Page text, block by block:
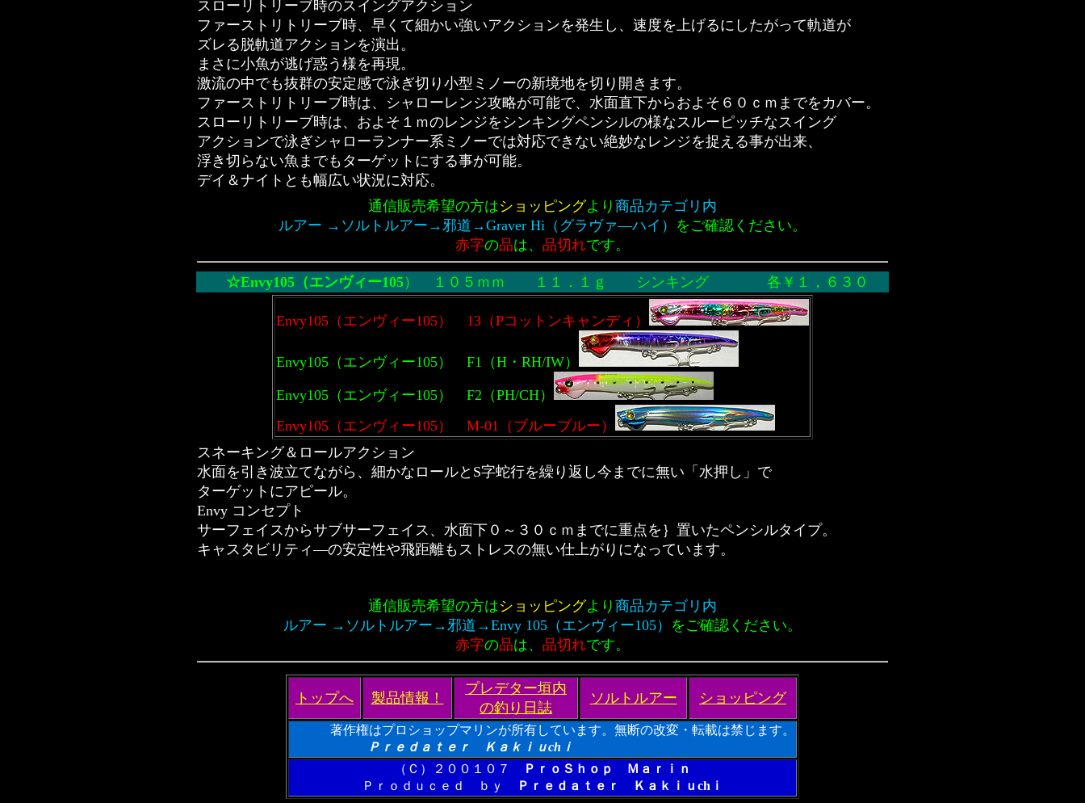
スローリトリーブ時のスイングアクション
ファーストリトリーブ時、早くて細かい強いアクションを発生し、速度を上げるにしたがって軌道が
ズレる脱軌道アクションを演出。
まさに小魚が逃げ惑う様を再現。
激流の中でも抜群の安定感で泳ぎ切り小型ミノーの新境地を切り開きます。
ファーストリトリーブ時は、シャローレンジ攻略が可能で、水面直下からおよそ６０ｃｍまでをカバー。
スローリトリーブ時は、およそ１ｍのレンジをシンキングペンシルの様なスルーピッチなスイング
アクションで泳ぎシャローランナー系ミノーでは対応できない絶妙なレンジを捉える事が出来、
浮き切らない魚までもターゲットにする事が可能。
デイ＆ナイトとも幅広い状況に対応。
通信販売希望の方はショッピングより 商品カテゴリ内
ルアー →ソルトルアー→邪道→Graver Hi（グラヴァ―ハイ） をご確認ください。
赤字の品は、 品切れです。
☆Envy105（エンヴィー105） １０５ｍｍ １１．１ｇ シンキング 各￥１，６３０
Envy105（エンヴィー105） 13（Pコットンキャンディ）
Envy105（エンヴィー105） F1（H・RH/IW）
Envy105（エンヴィー105） F2（PH/CH）
Envy105（エンヴィー105） M-01（ブルーブルー）
スネーキング＆ロールアクション
水面を引き波立てながら、細かなロールとS字蛇行を繰り返し今までに無い「水押し」で
ターゲットにアピール。
Envy コンセプト
サーフェイスからサブサーフェイス、水面下０～３０ｃｍまでに重点を｝置いたペンシルタイプ。
キャスタビリティ―の安定性や飛距離もストレスの無い仕上がりになっています。
通信販売希望の方はショッピングより 商品カテゴリ内
ルアー →ソルトルアー→邪道→Envy 105（エンヴィー105） をご確認ください。
赤字の品は、 品切れです。
トップへ 製品情報！
プレデター垣内
の釣り日誌
ソルトルアー ショッピング
著作権はプロショップマリンが所有しています。無断の改変・転載は禁じます。
Ｐｒｅｄａｔｅｒ Ｋａｋｉｕchｉ
（Ｃ）２００１０７
ＰｒｏＳｈｏｐ Ｍａｒｉｎ
Ｐｒｏｄｕｃｅｄ ｂｙ
Ｐｒｅｄａｔｅｒ Ｋａｋｉｕchｉ